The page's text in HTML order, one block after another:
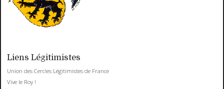
Liens Légitimistes
Union des Cercles Légitimistes de France
Vive le Roy !